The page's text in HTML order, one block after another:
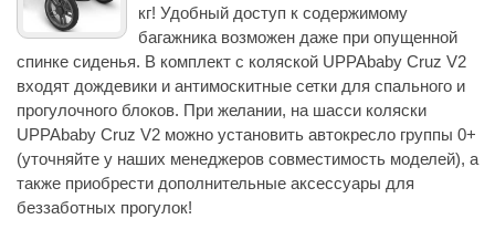
кг! Удобный доступ к содержимому
багажника возможен даже при опущенной
спинке сиденья. В комплект с коляской UPPAbaby Cruz V2
входят дождевики и антимоскитные сетки для спального и
прогулочного блоков. При желании, на шасси коляски
UPPAbaby Cruz V2 можно установить автокресло группы 0+
(уточняйте у наших менеджеров совместимость моделей), а
также приобрести дополнительные аксессуары для
беззаботных прогулок!